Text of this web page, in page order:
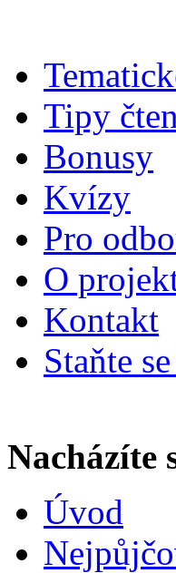
Tipy
Bonusy
Kvízy
Pro
O
Kontakt
Staňte
Nacházíte
Úvod